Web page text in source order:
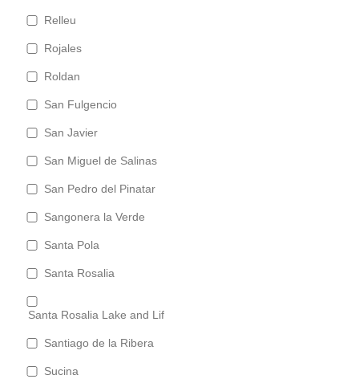
Relleu
Rojales
Roldan
San Fulgencio
San Javier
San Miguel de Salinas
San Pedro del Pinatar
Sangonera la Verde
Santa Pola
Santa Rosalia
Santa Rosalia Lake and Life Resort
Santiago de la Ribera
Sucina